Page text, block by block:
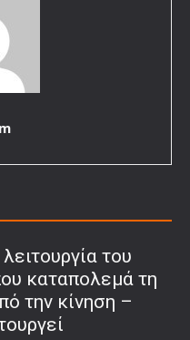
του
καταπολεμά τη
την κίνηση –